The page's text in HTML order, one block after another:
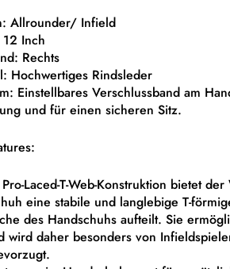
Allrounder/ Infield
Inch
Rechts
Hochwertiges Rindsleder
Einstellbares Verschlussband am
und für einen sicheren Sitz.
Laced-T-Web-Konstruktion bietet
eine stabile und langlebige T-
des Handschuhs aufteilt. Sie
wird daher besonders von